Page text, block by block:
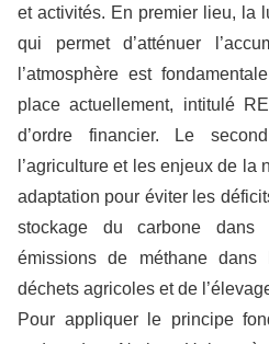
et activités. En premier lieu, la
qui permet d’atténuer
l’atmosphère est
place actuellement, intitulé
d’ordre financier. Le
l’agriculture et les enjeux de la
adaptation pour éviter les
stockage du carbone
émissions de méthane dans
déchets agricoles et de
Pour appliquer le principe